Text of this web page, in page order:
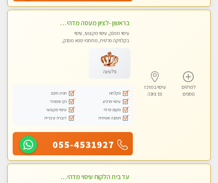
לפרטים
נוספים
עיסוי במרכז
נס ציונה
בראשון -לציון מעסה מדהימה ביותר בתל אביב ומומלץ לחלוטין! פרטי! ​​​​​​ Highly recommended
עיסוי מפנק, עיסוי מקצועי, עיסוי
בקלניקה פרטית, מתחמי ספא מפנק,
פלטינה
מקלחת
חניה חינם
עיסוי מרגיע
נקי ומסודר
מקום פרטי
עיסוי מקצועי
תמונה אמיתית
דוברת עיברית
055-4531927
עד בית הלקוח עיסוי מדהים מפנק מקצועי ומרגיע !!